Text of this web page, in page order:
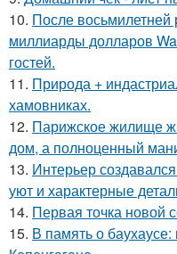
10. После восьмилетней
миллиарды долларов
гостей.
11. Природа +
хамовниках.
12. Парижское жилище
дом, а полноценный
13. Интерьер
уют и характерные
14. Первая точка новой
15. В память о баухаусе: